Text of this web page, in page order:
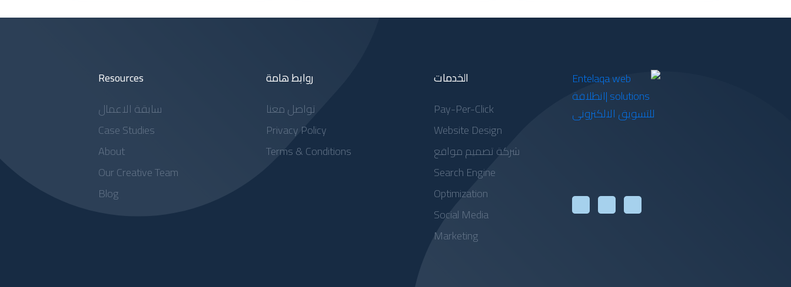
الخدمات
Pay-Per-Click
Website Design
شركة تصميم مواقع
Search Engine
Optimization
Social Media
Marketing
روابط هامة
تواصل معنا
Privacy Policy
Terms & Conditions
Resources
سابقة الاعمال
Case Studies
About
Our Creative Team
Blog